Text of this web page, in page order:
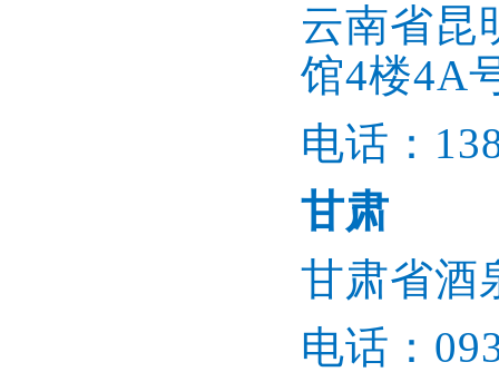
云南省昆
馆4楼4A
电话：
甘肃
甘肃省酒
电话：